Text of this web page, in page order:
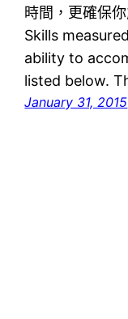
時間，更確保
Skills
ability to
listed below.
January 31, 2015